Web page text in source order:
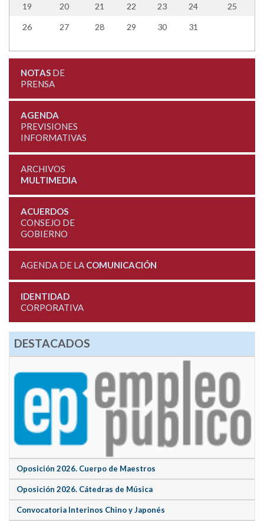
19 20 21 22 23 24 25
26 27 28 29 30 31
NOTASDE
PRENSA
AGENDA
PREVISIONES
INFORMATIVAS
ARCHIVOS
MULTIMEDIA
ACUERDOS
CONSEJO DE
GOBIERNO
AGENDA DE LA COMUNICACIÓN
IDENTIDAD
CORPORATIVA
DESTACADOS
Oposición 2026. Cuerpo de Maestros
Oposición 2026. Cátedras de Música
Convocatoria Interinos Chino y Japonés